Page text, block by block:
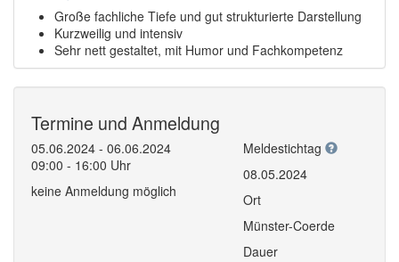
Große fachliche Tiefe und gut strukturierte Darstellung
Kurzweilig und intensiv
Sehr nett gestaltet, mit Humor und Fachkompetenz
Termine und Anmeldung
05.06.2024 - 06.06.2024
09:00 - 16:00 Uhr
keine Anmeldung möglich
Meldestichtag
08.05.2024
Ort
Münster-Coerde
Dauer